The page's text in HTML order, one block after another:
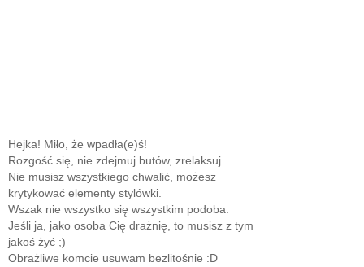
Hejka! Miło, że wpadła(e)ś!
Rozgość się, nie zdejmuj butów, zrelaksuj...
Nie musisz wszystkiego chwalić, możesz
krytykować elementy stylówki.
Wszak nie wszystko się wszystkim podoba.
Jeśli ja, jako osoba Cię drażnię, to musisz z tym
jakoś żyć ;)
Obrażliwe komcie usuwam bezlitośnie :D